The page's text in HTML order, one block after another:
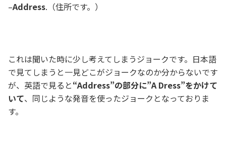
–Address.（住所です。）
これは聞いた時に少し考えてしまうジョークです。日本語
で見てしまうと一見どこがジョークなのか分からないです
が、英語で見ると“Address”の部分に”A Dress”をかけて
いて、同じような発音を使ったジョークとなっておりま
す。